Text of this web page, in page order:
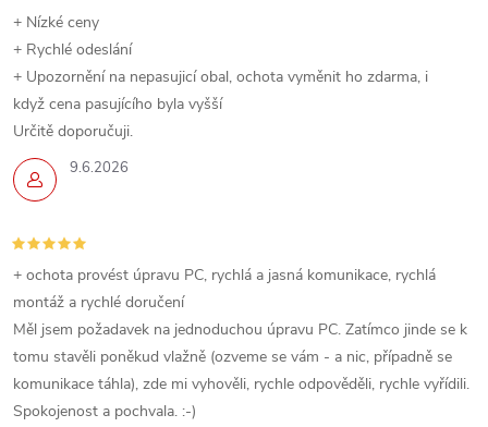
9.6.2026
+ Nízké ceny
+ Rychlé odeslání
+ Upozornění na nepasujicí obal, ochota vyměnit ho zdarma, i
když cena pasujícího byla vyšší
Určitě doporučuji.
+ ochota provést úpravu PC, rychlá a jasná komunikace, rychlá
montáž a rychlé doručení
Měl jsem požadavek na jednoduchou úpravu PC. Zatímco jinde se k
tomu stavěli poněkud vlažně (ozveme se vám - a nic, případně se
komunikace táhla), zde mi vyhověli, rychle odpověděli, rychle vyřídili.
Spokojenost a pochvala. :-)